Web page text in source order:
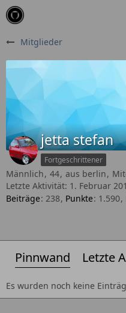
Mitglieder
jetta stefan
Fortgeschrittener
Männlich 44 aus berlin
Letzte Aktivität: 1. Februar
Beiträge 238 Punkte 1.590
Pinnwand Letzte
Es wurden noch keine